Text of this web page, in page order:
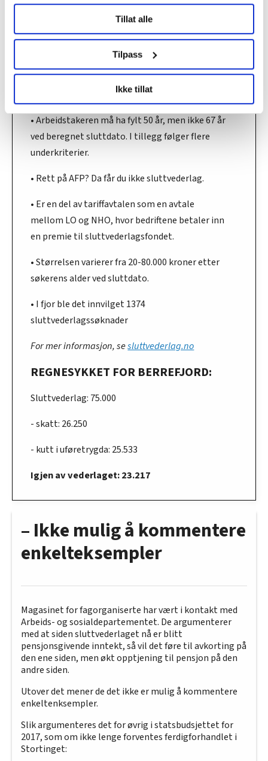
Undermer infokan du lese om hvordan dine personlige
data behandles og hvordan du kan velge hvordan de skal
brukes. Du kan hele tiden endre eller trekke tilbake ditt
samtykke fra erklæringen om informasjonskapsler.
LO Medias publikasjoner frifagbevegelse.no, hk-nytt.no
og fontene.no bruker informasjonskapsler (cookies) for å
lære hvordan våre nettsider blir brukt slik at vi tilby
relevant innhold, tilpassede annonser og utarbeide
statistikk.
Vi deler bare informasjon om hvordan du bruker
innenfor analyse og annonsering. Disse er angitt i
Tillat alle
Tilpass
Ikke tillat
Hva er sluttvederlagsordningen?
• Sluttvederlag gis til arbeidstakere som
ufrivillig må slutte i arbeid, helt eller delvis, på
grunn av sykdom, konkurs eller nedbemanning.
• Arbeidstakeren må ha fylt 50 år, men ikke 67 år
ved beregnet sluttdato. I tillegg følger flere
underkriterier.
• Rett på AFP? Da får du ikke sluttvederlag.
• Er en del av tariffavtalen som en avtale
mellom LO og NHO, hvor bedriftene betaler inn
en premie til sluttvederlagsfondet.
• Størrelsen varierer fra 20-80.000 kroner etter
søkerens alder ved sluttdato.
• I fjor ble det innvilget 1374
sluttvederlagssøknader
For mer informasjon, sesluttvederlag.no
REGNESYKKET FOR BERREFJORD:
Sluttvederlag: 75.000
- skatt: 26.250
- kutt i uføretrygda: 25.533
Igjen av vederlaget: 23.217
– Ikke mulig å kommentere
enkelteksempler
Magasinet for fagorganiserte har vært i kontakt med
Arbeids- og sosialdepartementet. De argumenterer
med at siden sluttvederlaget nå er blitt
pensjonsgivende inntekt, så vil det føre til avkorting på
den ene siden, men økt opptjening til pensjon på den
andre siden.
Utover det mener de det ikke er mulig å kommentere
enkeltenksempler.
Slik argumenteres det for øvrig i statsbudsjettet for
2017, som om ikke lenge forventes ferdigforhandlet i
Stortinget: